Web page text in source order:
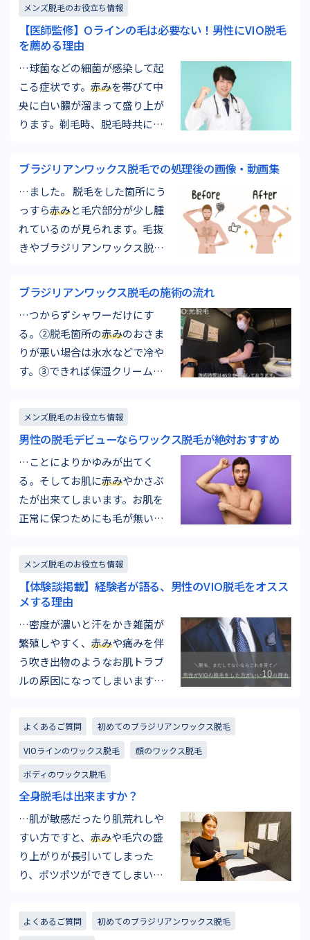
が高まります。 陰部をきちんと
洗浄して清潔に保つことで予防
することができます。蒸れが原
因となることもあるので通気性
をよくし、なるべく乾燥した状
態でい…
メンズ脱毛のお役立ち情報
【医師監修】Oラインの毛は必要ない！男性にVIO脱毛
を薦める理由
…球菌などの細菌が感染して起
こる症状です。 赤みを帯びて中
央に白い膿が溜まって盛り上が
ります。剃毛時、脱毛時共に起
ては施術部位を清潔にするこ
と、脱毛後は皮膚を冷やし早い
段階で毛穴を閉じることです。
もし毛嚢炎ができてしまった場
合は放置していても完治するこ
とも多いですが、痛みが深刻な
ブラジリアンワックス脱毛での処理後の画像・動画集
…ました。 脱毛をした箇所にう
っすら赤みと毛穴部分が少し腫
れているのが見られます。毛抜
きやブラジリアンワックス脱毛
抜く作業をすると毛に栄養素を
与えている毛母細胞や毛細血管
と毛を切り離すためこのような
現象が起こります。その後、1日
程度で通常のお肌の状態に戻り
ます。 赤みの引きが悪い場合、
ブラジリアンワックス脱毛の施術の流れ
…つからずシャワーだけにす
る。②脱毛箇所の赤みのおさま
りが悪い場合は氷水などで冷や
す。③できれば保湿クリームな
カード、Queen's Wax Pay をお
選びいただけます。 7. お帰り エ
レベーター前までお見送りいた
します。ありがとうござい…
メンズ脱毛のお役立ち情報
男性の脱毛デビューならワックス脱毛が絶対おすすめ
…ことによりかゆみが出てく
る。そしてお肌に赤みやかさぶ
たが出来てしまいます。お肌を
正常に保つためにも毛が無い方
接体内に入らないようにする役
割があった体毛ですが現代では
ほとんどの毛がいらない毛＝ム
ダ毛なのです。 みんなのアンダ
ーヘア処理事情 しかし、なか
な…
メンズ脱毛のお役立ち情報
【体験談掲載】経験者が語る、男性のVIO脱毛をオスス
メする理由
…密度が濃いと汗をかき雑菌が
繁殖しやすく、 赤みや痛みを伴
う吹き出物のようなお肌トラブ
ルの原因になってしまいます。
で皮に毛が挟まったりチャック
に巻き込まれたりといった痛み
やストレスが軽減されます。 ま
た、VIOの太く縮れている毛が
部…
よくあるご質問 初めてのブラジリアンワックス脱毛
VIOラインのワックス脱毛 顔のワックス脱毛
ボディのワックス脱毛
全身脱毛は出来ますか？
…肌が敏感だったり肌荒れしや
すい方ですと、 赤みや毛穴の盛
り上がりが長引いてしまった
り、ポツポツができてしまい治
しています。ワックスでの脱毛
よくあるご質問 初めてのブラジリアンワックス脱毛